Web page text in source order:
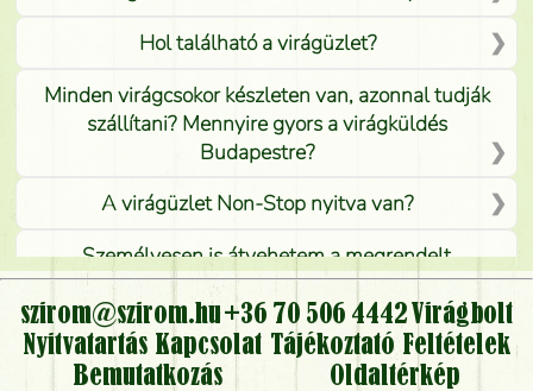
Hol található a virágüzlet?
Minden virágcsokor készleten van, azonnal tudják
szállítani? Mennyire gyors a virágküldés
Budapestre?
A virágüzlet Non-Stop nyitva van?
Személyesen is átvehetem a megrendelt
virágcsokrot, vagy csak virágküldéssel, kiszállítással
kérhető?
Vidékre is lehet rendelni?
szirom@szirom.hu+36 70 506 4442 Virágbolt
Nyitvatartás Kapcsolat Tájékoztató Feltételek
Bemutatkozás
Oldaltérkép